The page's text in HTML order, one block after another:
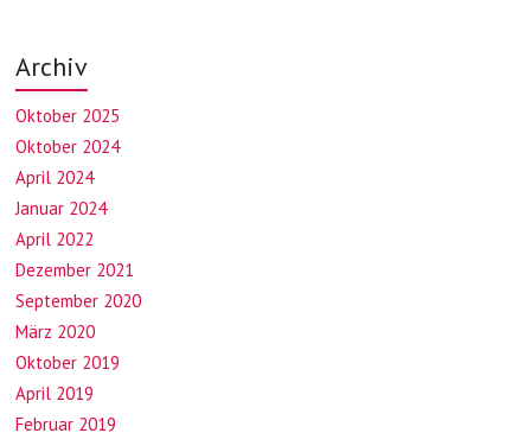
Archiv
Oktober 2025
Oktober 2024
April 2024
Januar 2024
April 2022
Dezember 2021
September 2020
März 2020
Oktober 2019
April 2019
Februar 2019